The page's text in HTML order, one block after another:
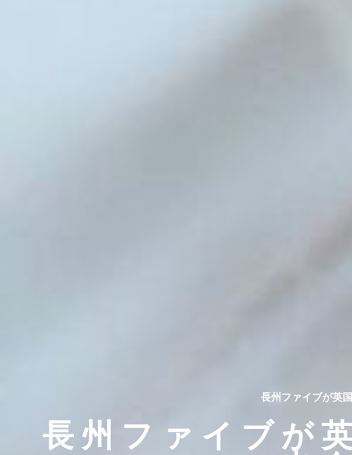
長州ファイブが英
長州ファイブが